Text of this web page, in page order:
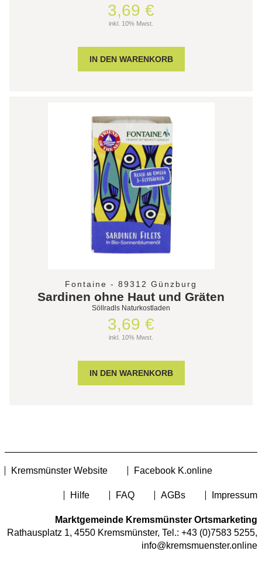
3,69 €
inkl. 10% Mwst.
Fontaine - 89312 Günzburg
Sardinen ohne Haut und Gräten
Söllradls Naturkostladen
3,69 €
inkl. 10% Mwst.
Kremsmünster Website Facebook K.online
Hilfe FAQ AGBs Impressum
Marktgemeinde Kremsmünster Ortsmarketing
Rathausplatz 1, 4550 Kremsmünster, Tel.: +43 (0)7583 5255,
info@kremsmuenster.online